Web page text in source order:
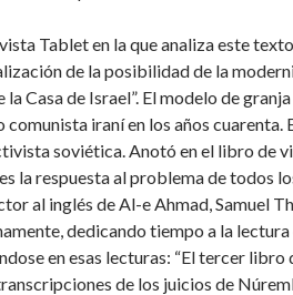
Tablet en la que analiza este
de la posibilidad de la
la Casa de Israel”. El modelo de
iraní en los años
soviética. Anotó en el libro de
la respuesta al problema de todos
al inglés de Al-e Ahmad, Samuel
dedicando tiempo a la
en esas lecturas: “El tercer libro
de los juicios de